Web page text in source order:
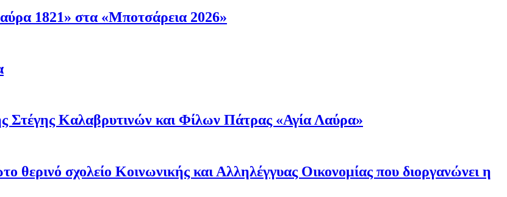
1821» στα «Μποτσάρεια 2026»
Καλαβρυτινών και Φίλων Πάτρας «Αγία Λαύρα»
θερινό σχολείο Κοινωνικής και Αλληλέγγυας Οικονομίας που διοργανώνει η